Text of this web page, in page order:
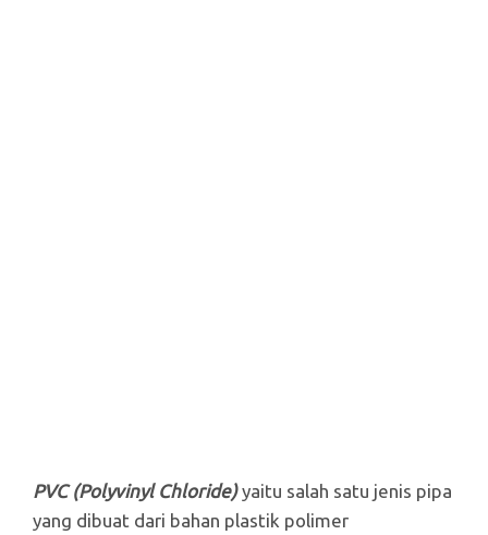
PVC (Polyvinyl Chloride)yaitu salah satu jenis pipa
yang dibuat dari bahan plastik polimer